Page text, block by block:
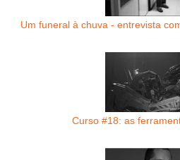
Um funeral à chuva - entrevista
Curso #18: as